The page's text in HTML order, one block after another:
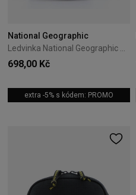
National Geographic
698,00 Kč
extra -5% s kódem: PROMO